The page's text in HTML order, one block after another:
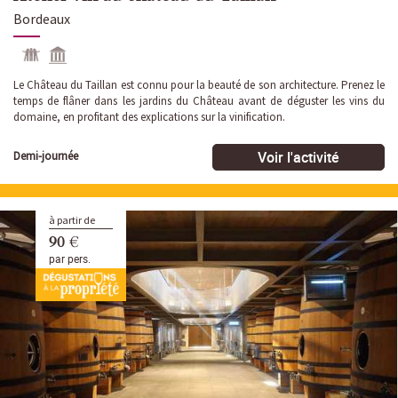
Bordeaux
Le Château du Taillan est connu pour la beauté de son architecture. Prenez le
temps de flâner dans les jardins du Château avant de déguster les vins du
domaine, en profitant des explications sur la vinification.
Demi-journée Voir l'activité
à partir de
90 €
par pers.